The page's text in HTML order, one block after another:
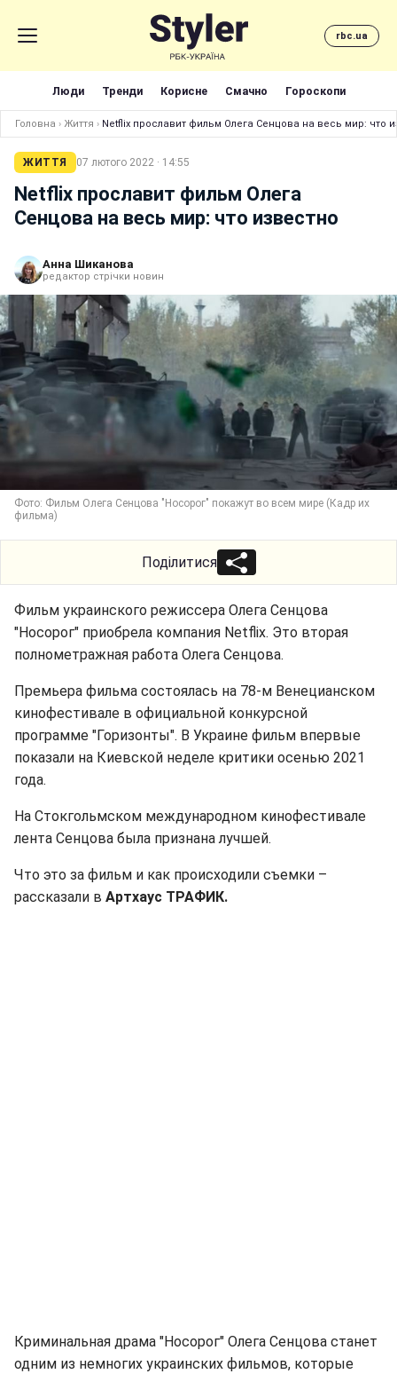
rbc.ua
Люди Тренди Корисне Смачно Гороскопи
Головна › Життя › Netflix прославит фильм Олега Сенцова на весь мир: что
ЖИТТЯ 07 лютого 2022 · 14:55
Netflix прославит фильм Олега
Сенцова на весь мир: что известно
Анна Шиканова
редактор стрічки новин
Фото: Фильм Олега Сенцова "Носорог" покажут во всем мире (Кадр их
фильма)
Поділитися
Фильм украинского режиссера Олега Сенцова
"Носорог" приобрела компания Netflix. Это вторая
полнометражная работа Олега Сенцова.
Премьера фильма состоялась на 78-м Венецианском
кинофестивале в официальной конкурсной
программе "Горизонты". В Украине фильм впервые
показали на Киевской неделе критики осенью 2021
года.
На Стокгольмском международном кинофестивале
лента Сенцова была признана лучшей.
Что это за фильм и как происходили съемки –
рассказали в Артхаус ТРАФИК.
Криминальная драма "Носорог" Олега Сенцова станет
одним из немногих украинских фильмов, которые